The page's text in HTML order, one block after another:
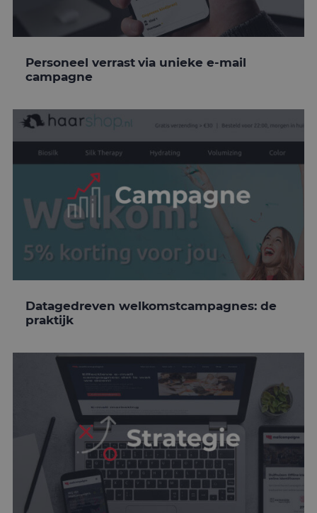
Personeel verrast via unieke e-mail
campagne
Datagedreven welkomstcampagnes: de
praktijk